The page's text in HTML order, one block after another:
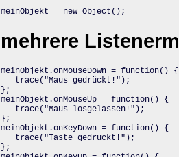
meinObjekt = new Object();
mehrere
meinObjekt.onMouseDown = function() {
   trace("Maus gedrückt!");
};
meinObjekt.onMouseUp = function() {
   trace("Maus losgelassen!");
};
meinObjekt.onKeyDown = function() {
   trace("Taste gedrückt!");
};